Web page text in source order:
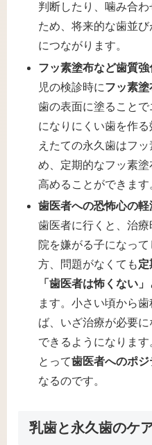
判断したり、噛み合
ため、将来的な歯並
につながります。
フッ素塗布など歯質強
児の検診時にフッ素塗
歯の表面に塗ること
になりにくい歯を作
えたての永久歯はフ
め、定期的なフッ素
高めることができます​
歯医者への恐怖心の軽
歯医者に行くと、治
院を嫌がる子になっ
方、問題がなくても定
「歯医者は怖くない
ます。小さい頃から
ば、いざ治療が必要
できるようになりま
とって歯医者へのポ
なるのです。
乳歯と永久歯のケ